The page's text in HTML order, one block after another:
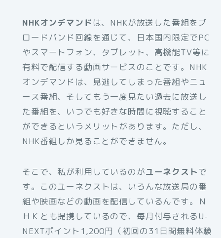
NHKオンデマンド は、NHKが放送した番組をブ
ロードバンド回線を通じて、日本国内限定でPC
やスマートフォン、タブレット、高機能TV等に
有料で配信する動画サービスのことです。NHK
オンデマンドは、見逃してしまった番組やニュ
ース番組、そしてもう一度見たい過去に放送し
た番組を、いつでも好きな時間に視聴すること
ができるというメリットがあります。ただし、
NHK番組しか見ることができません。
そこで、私が利用しているのがユーネクストで
す。このユーネクストは、いろんな放送局の番
組や映画などの動画を配信しているんです。Ｎ
ＨＫとも提携しているので、毎月付与されるU-
NEXTポイント1,200円（初回の31日間無料体験